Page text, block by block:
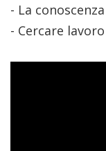
- La
- Cercare